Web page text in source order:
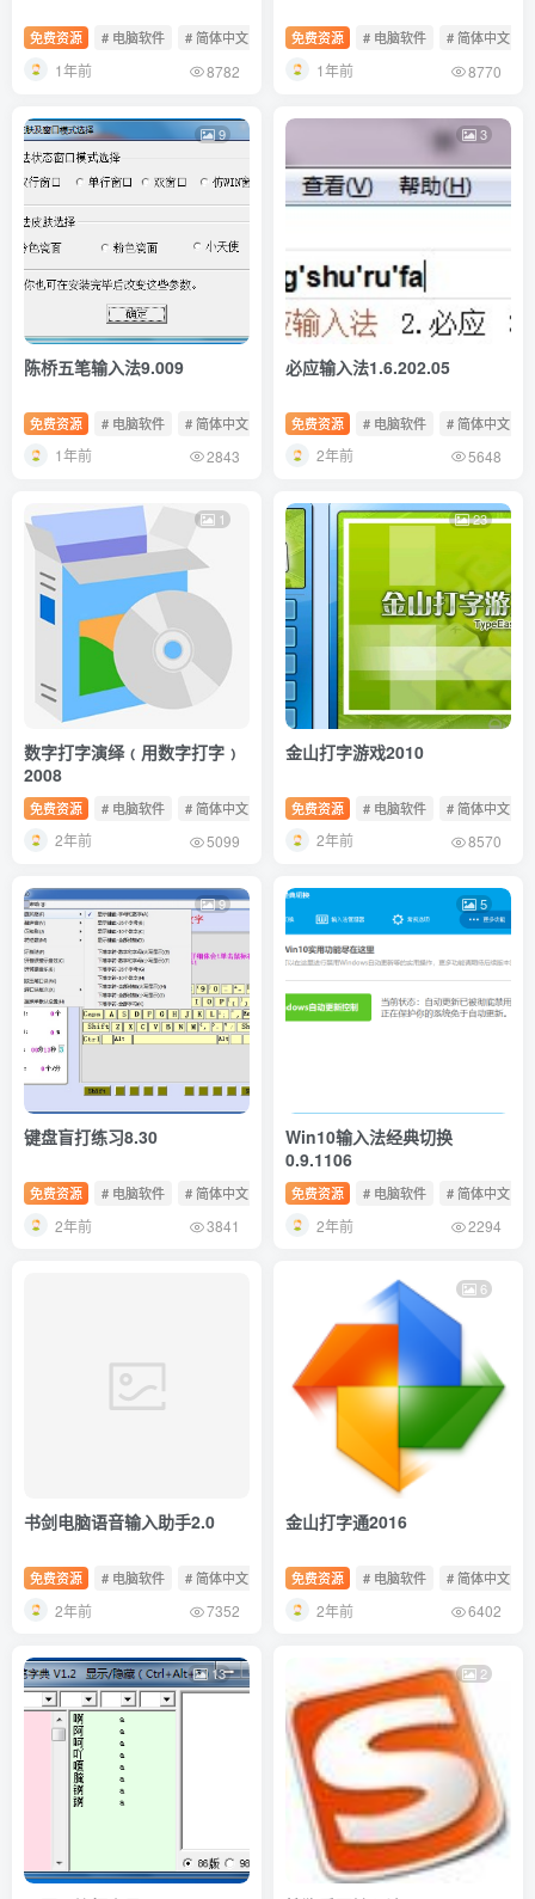
免费资源 # 电脑软件 # 简体中文 # 免费软件
1年前 8782
免费资源 # 电脑软件 # 简体中文
1年前 8770
9
陈桥五笔输入法9.009
免费资源 # 电脑软件 # 简体中文 # 共享软件
1年前 2843
3
必应输入法1.6.202.05
免费资源 # 电脑软件 # 简体中文
2年前 5648
1
数字打字演绎﹙用数字打字﹚
2008
免费资源 # 电脑软件 # 简体中文 # 免费软件
2年前 5099
23
金山打字游戏2010
免费资源 # 电脑软件 # 简体中文
2年前 8570
9
键盘盲打练习8.30
免费资源 # 电脑软件 # 简体中文 # 免费软件
2年前 3841
5
Win10输入法经典切换
0.9.1106
免费资源 # 电脑软件 # 简体中文
2年前 2294
书剑电脑语音输入助手2.0
免费资源 # 电脑软件 # 简体中文 # 免费软件
2年前 7352
6
金山打字通2016
免费资源 # 电脑软件 # 简体中文
2年前 6402
13 2